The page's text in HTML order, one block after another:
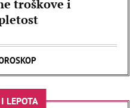
troškove i
LEPOTA